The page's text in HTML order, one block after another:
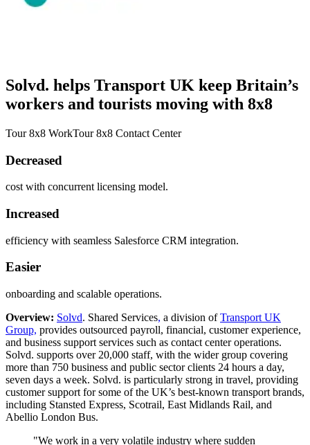
Solvd. helps Transport UK keep Britain’s
workers and tourists moving with 8x8
Tour 8x8 WorkTour 8x8 Contact Center
Decreased
cost with concurrent licensing model.
Increased
efficiency with seamless Salesforce CRM integration.
Easier
onboarding and scalable operations.
Overview: Solvd. Shared Services, a division ofTransport UK
Group, provides outsourced payroll, financial, customer experience,
and business support services such as contact center operations.
Solvd. supports over 20,000 staff, with the wider group covering
more than 750 business and public sector clients 24 hours a day,
seven days a week. Solvd. is particularly strong in travel, providing
customer support for some of the UK’s best-known transport brands,
including Stansted Express, Scotrail, East Midlands Rail, and
Abellio London Bus.
"We work in a very volatile industry where sudden